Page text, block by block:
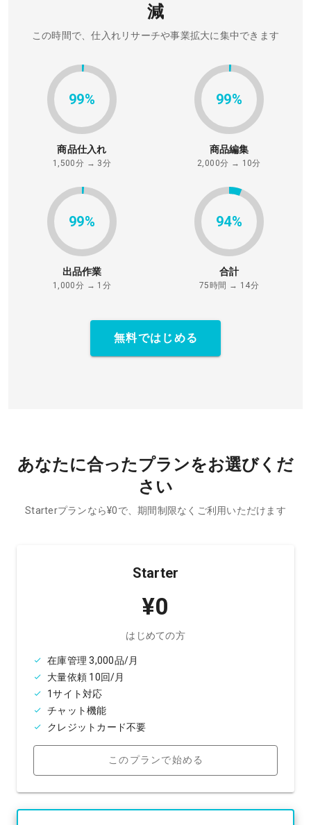
減
この時間で、仕入れリサーチや事業拡大に集中できます
99%
商品仕入れ
1,500分 → 3分
99%
商品編集
2,000分 → 10分
99%
出品作業
1,000分 → 1分
94%
合計
75時間 → 14分
無料ではじめる
あなたに合ったプランをお選びくだ
さい
Starterプランなら¥0で、期間制限なくご利用いただけます
Starter
¥0
はじめての方
在庫管理 3,000品/月
大量依頼 10回/月
1サイト対応
チャット機能
クレジットカード不要
このプランで始める